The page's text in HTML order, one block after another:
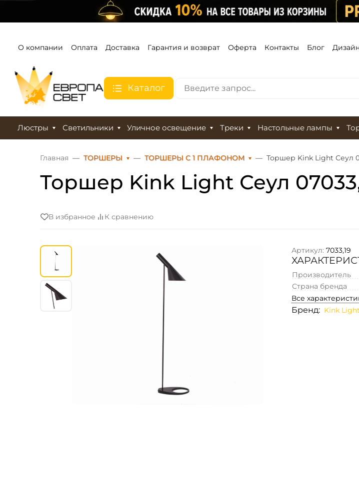
О компании Оплата Доставка Гарантия и возврат Оферта Контакты Блог
Каталог
Люстры Светильники Уличное освещение Треки Настольные лампы
Главная ТОРШЕРЫ ТОРШЕРЫ С 1 ПЛАФОНОМ Торшер Kink Light Сеул
Торшер Kink Light Сеул
В избранное К сравнению
Артикул: 7033,19
Производитель
Страна бренда
Все
Бренд: Kink Light